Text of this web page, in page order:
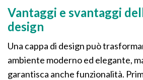
Vantaggi e svantaggi
design
Una cappa di design può
ambiente moderno ed elegante,
garantisca anche funzionalità.